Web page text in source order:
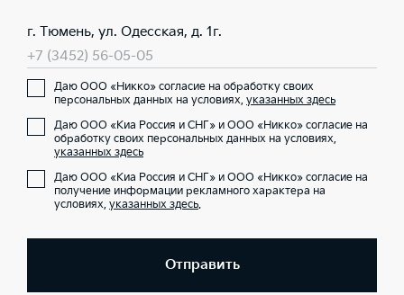
г. Тюмень, ул. Одесская, д. 1г.
+7 (3452) 56-05-05
Даю ООО «Никко» согласие на обработку своих
персональных данных на условиях, указанных здесь
Даю ООО «Киа Россия и СНГ» и ООО «Никко» согласие на
обработку своих персональных данных на условиях,
указанных здесь
Даю ООО «Киа Россия и СНГ» и ООО «Никко» согласие на
получение информации рекламного характера на
условиях, указанных здесь.
Отправить